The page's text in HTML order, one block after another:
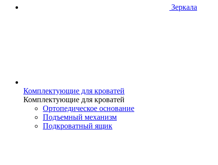
Зеркала
Комплектующие для кроватей
Комплектующие для кроватей
Ортопедическое основание
Подъемный механизм
Подкроватный ящик